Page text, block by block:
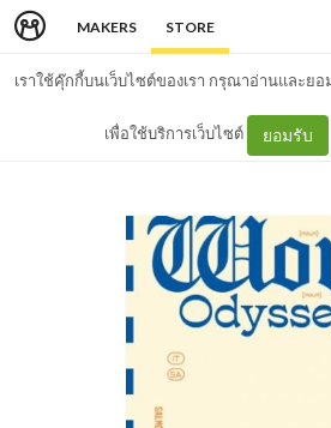
MAKERS STORE
เราใช้คุ๊กกี้บนเว็บไซต์ของเรา กรุณาอ่านและยอ
เพื่อใช้บริการเว็บไซต์ ยอมรับ